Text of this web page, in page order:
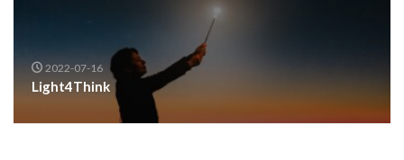
2022-07-16
Light4Think